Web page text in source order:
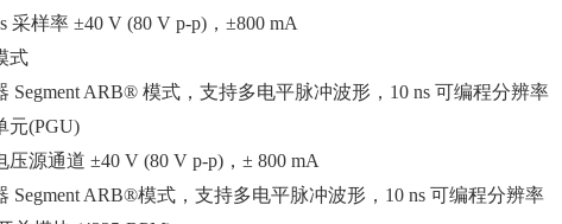
采样率 ±40 V (80 V p-p)，±800 mA
式
ARB® 模式，支持多电平脉冲波形，10 ns 可编程分辨率
元(PGU)
源通道 ±40 V (80 V p-p)，± 800 mA
ARB®模式，支持多电平脉冲波形，10 ns 可编程分辨率